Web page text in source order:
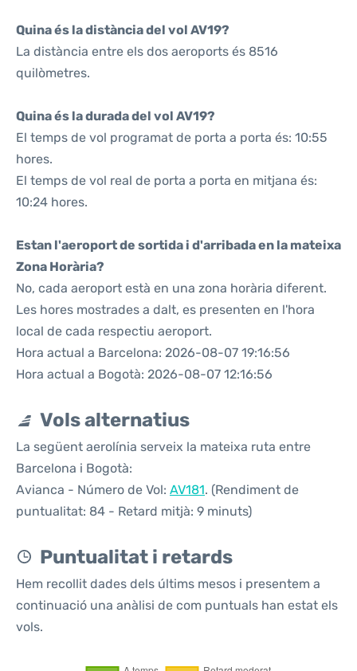
Quina és la distància del vol AV19?
La distància entre els dos aeroports és 8516
quilòmetres.
Quina és la durada del vol AV19?
El temps de vol programat de porta a porta és: 10:55
hores.
El temps de vol real de porta a porta en mitjana és:
10:24 hores.
Estan l'aeroport de sortida i d'arribada en la mateixa
Zona Horària?
No, cada aeroport està en una zona horària diferent.
Les hores mostrades a dalt, es presenten en l'hora
local de cada respectiu aeroport.
Hora actual a Barcelona: 2026-08-07 19:16:56
Hora actual a Bogotà: 2026-08-07 12:16:56
Vols alternatius
La següent aerolínia serveix la mateixa ruta entre
Barcelona i Bogotà:
Avianca - Número de Vol: AV181. (Rendiment de
puntualitat: 84 - Retard mitjà: 9 minuts)
Puntualitat i retards
Hem recollit dades dels últims mesos i presentem a
continuació una anàlisi de com puntuals han estat els
vols.